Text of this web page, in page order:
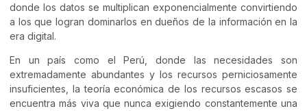
donde los datos se multiplican exponencialmente convirtiendo
a los que logran dominarlos en dueños de la información en la
era digital.
En un país como el Perú, donde las necesidades son
extremadamente abundantes y los recursos perniciosamente
insuficientes, la teoría económica de los recursos escasos se
encuentra más viva que nunca exigiendo constantemente una